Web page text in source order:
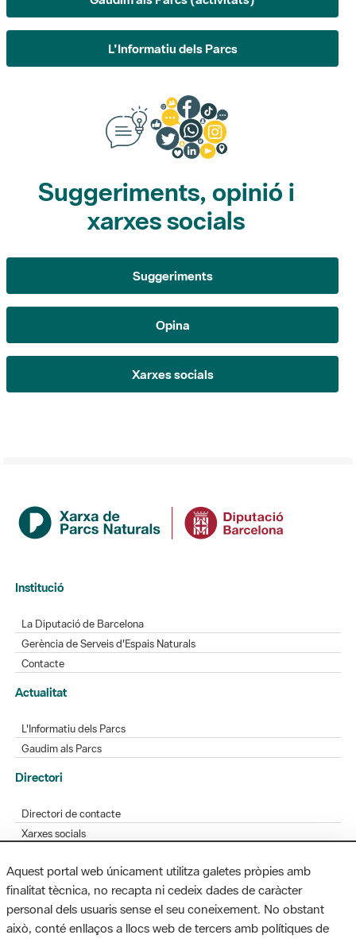
Suggeriments, opinió i
xarxes socials
Suggeriments
Opina
Xarxes socials
Institució
Gerència de Serveis d'Espais Naturals
Actualitat
L'Informatiu dels Parcs
Gaudim als Parcs
Directori de contacte
Xarxes socials
Bústia de suggeriments
Opineu sobre els parcs
MAPA WEB AVÍS LEGAL ACCESSIBILITAT
Aquest portal web únicament utilitza galetes pròpies amb
finalitat tècnica, no recapta ni cedeix dades de caràcter
personal dels usuaris sense el seu coneixement. No obstant
això, conté enllaços a llocs web de tercers amb polítiques de